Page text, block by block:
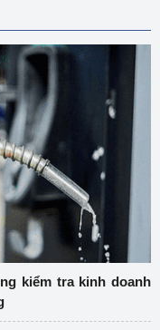
kiểm tra kinh doanh